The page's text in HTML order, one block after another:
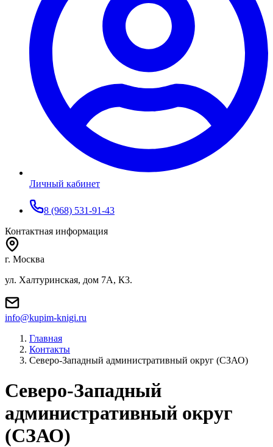
Личный кабинет
8 (968) 531-91-43
Контактная информация
г. Москва
ул. Халтуринская, дом 7А, К3.
info@kupim-knigi.ru
Главная
Контакты
Северо-Западный административный округ (СЗАО)
Северо-Западный
административный округ
(СЗАО)